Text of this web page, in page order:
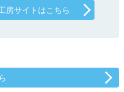
房サイトはこちら